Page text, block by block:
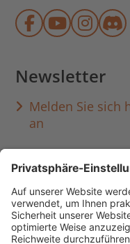
Münchner
Newsletter
Melden Sie sich
an
Häufig
Standorte &
anmelden &